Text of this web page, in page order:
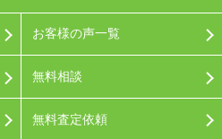
お客様の声一覧
無料相談
無料査定依頼